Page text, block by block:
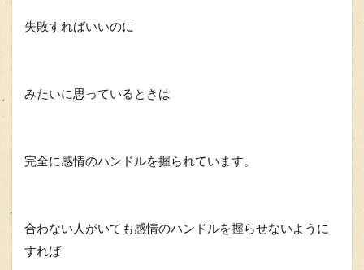
失敗すればいいのに
みたいに思っているときは
完全に感情のハンドルを握られています。
合わない人がいても感情のハンドルを握らせないように
すれば